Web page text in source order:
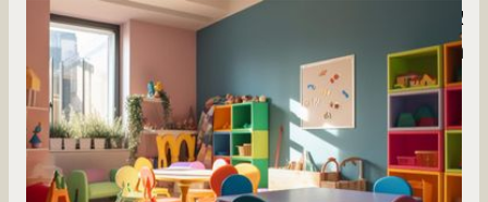
איך מגנים על ילדים במסגרות החינוכיות לגיל
הרך?
עבור מפעילים של מעונות יום, משפחתונים וגני ילדים, הבטיחות היא
מעל לכל. ניהול מסגרת לגיל הרך דורש לא רק מסירות, אלא
הקפדה יתרה על סביבה פיזית מוגנת.